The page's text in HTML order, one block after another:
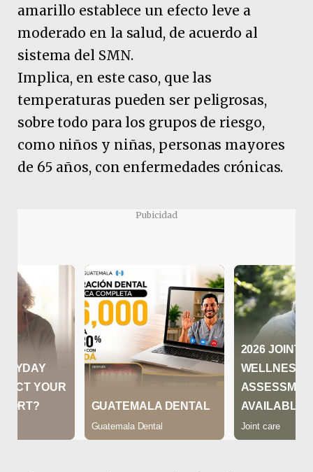
amarillo establece un efecto leve a
moderado en la salud, de acuerdo al
sistema del SMN.
Implica, en este caso, que las
temperaturas pueden ser peligrosas,
sobre todo para los grupos de riesgo,
como niños y niñas, personas mayores
de 65 años, con enfermedades crónicas.
Pubicidad